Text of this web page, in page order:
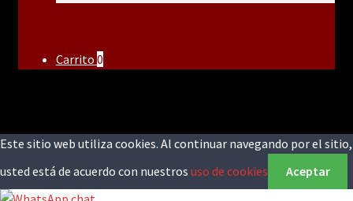
Carrito 0
Este sitio web utiliza cookies. Al continuar navegando por el sitio,
usted está de acuerdo con nuestros uso de cookies Aceptar